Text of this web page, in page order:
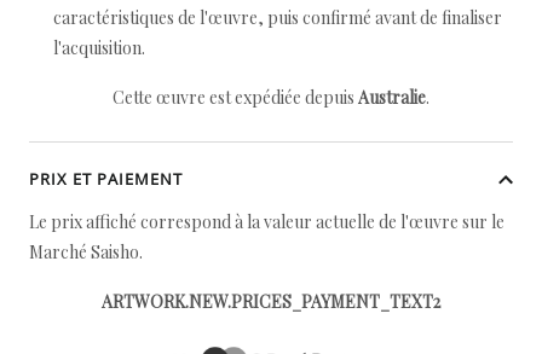
caractéristiques de l'œuvre, puis confirmé avant de finaliser
l'acquisition.
Cette œuvre est expédiée depuis Australie.
PRIX ET PAIEMENT
Le prix affiché correspond à la valeur actuelle de l'œuvre sur le
Marché Saisho.
ARTWORK.NEW.PRICES_PAYMENT_TEXT2